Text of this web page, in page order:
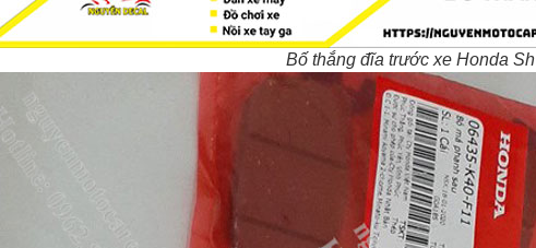
Bố thắng đĩa trước xe Honda Sh